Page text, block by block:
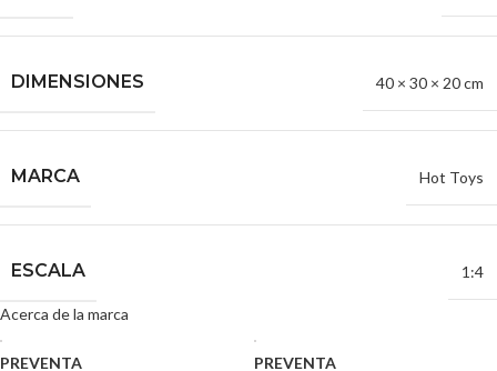
DIMENSIONES 40 × 30 × 20 cm
MARCA Hot Toys
ESCALA 1:4
Acerca de la marca
PREVENTA PREVENTA